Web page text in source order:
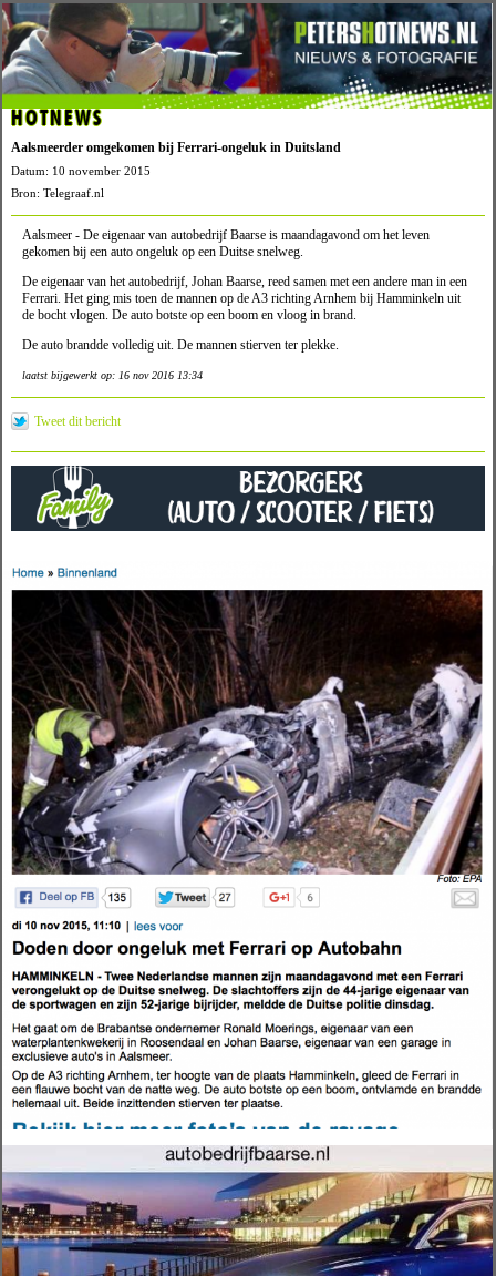
HOTNEWS
Aalsmeerder omgekomen bij Ferrari-ongeluk in Duitsland
Datum: 10 november 2015
Bron: Telegraaf.nl
Aalsmeer - De eigenaar van autobedrijf Baarse is maandagavond om het leven
gekomen bij een auto ongeluk op een Duitse snelweg.
De eigenaar van het autobedrijf, Johan Baarse, reed samen met een andere man in een
Ferrari. Het ging mis toen de mannen op de A3 richting Arnhem bij Hamminkeln uit
de bocht vlogen. De auto botste op een boom en vloog in brand.
De auto brandde volledig uit. De mannen stierven ter plekke.
laatst bijgewerkt op: 16 nov 2016 13:34
Tweet dit bericht